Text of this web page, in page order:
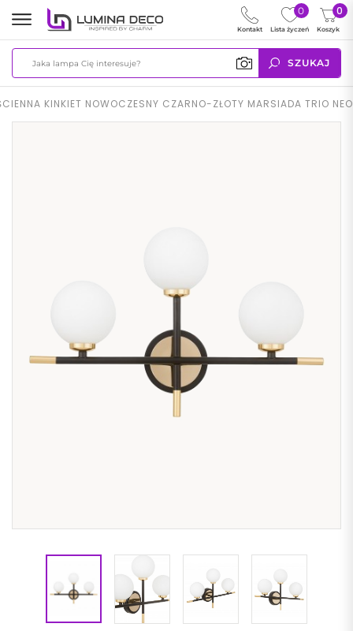
SZUKAJ
0
Koszyk
0
Lista życzeń
Kontakt
KINKIET NOWOCZESNY CZARNO-ZŁOTY MARSIADA TRIO NEO